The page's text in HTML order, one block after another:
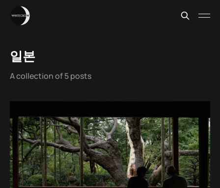
일본
A collection of 5 posts